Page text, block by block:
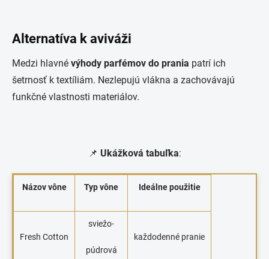
Alternatíva k aviváži
Medzi hlavné výhody parfémov do prania patrí ich
šetrnosť k textíliám. Nezlepujú vlákna a zachovávajú
funkčné vlastnosti materiálov.
📌 Ukážková tabuľka:
Názov vône Typ vône Ideálne použitie
Fresh Cotton
sviežo-
púdrová
každodenné pranie